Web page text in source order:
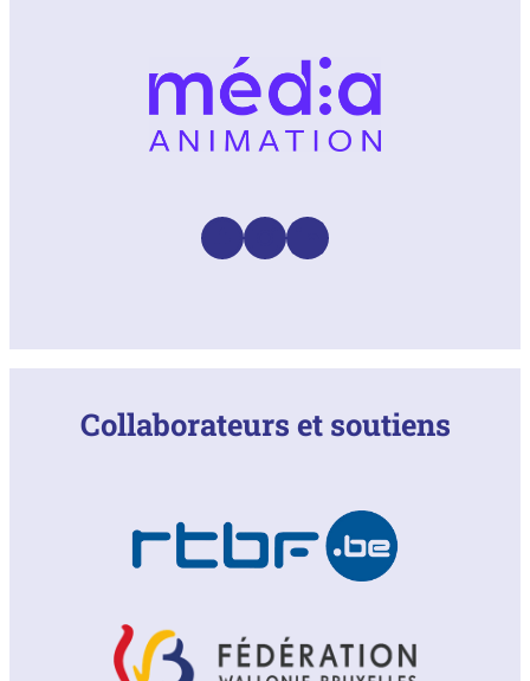
Facebook
Instagram
LinkedIn
Collaborateurs et soutiens